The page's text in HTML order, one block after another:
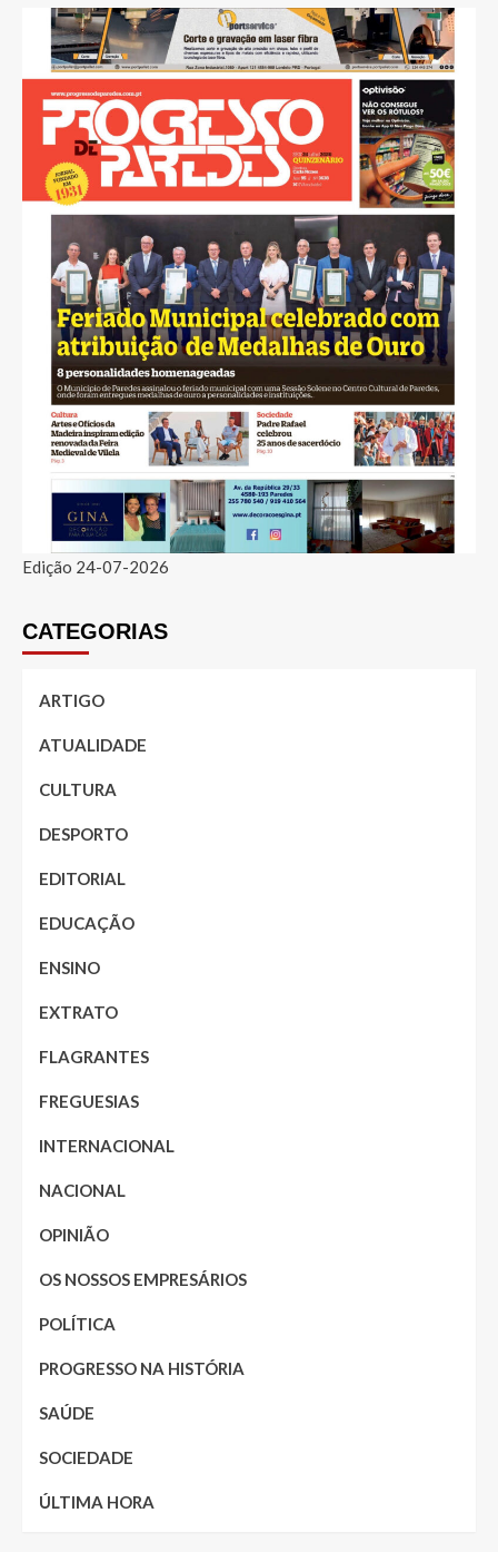
Edição 24-07-2026
CATEGORIAS
ARTIGO
ATUALIDADE
CULTURA
DESPORTO
EDITORIAL
EDUCAÇÃO
ENSINO
EXTRATO
FLAGRANTES
FREGUESIAS
INTERNACIONAL
NACIONAL
OPINIÃO
OS NOSSOS EMPRESÁRIOS
POLÍTICA
PROGRESSO NA HISTÓRIA
SAÚDE
SOCIEDADE
ÚLTIMA HORA